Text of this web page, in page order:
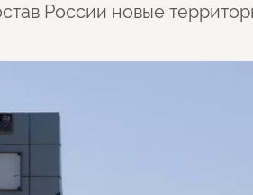
России новые